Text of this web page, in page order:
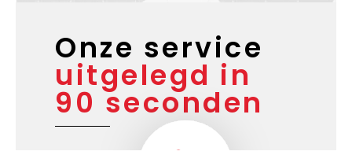
Onze service
uitgelegd in
90 seconden